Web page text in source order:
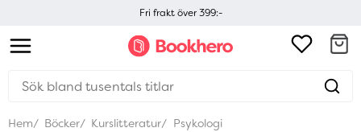
Fri frakt över 399:-
Hem Böcker Kurslitteratur Psykologi